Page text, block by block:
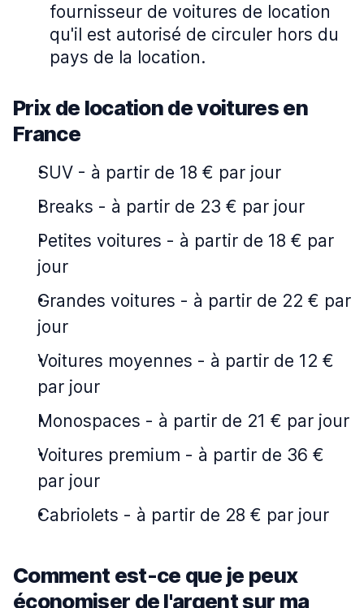
fournisseur de voitures de location
qu'il est autorisé de circuler hors du
pays de la location.
Prix de location de voitures en
France
SUV - à partir de 18 € par jour
Breaks - à partir de 23 € par jour
Petites voitures - à partir de 18 € par
jour
Grandes voitures - à partir de 22 € par
jour
Voitures moyennes - à partir de 12 €
par jour
Monospaces - à partir de 21 € par jour
Voitures premium - à partir de 36 €
par jour
Cabriolets - à partir de 28 € par jour
Comment est-ce que je peux
économiser de l'argent sur ma